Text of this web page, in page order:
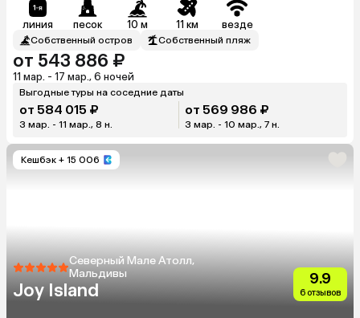
линия песок 10 м 11 км везде
Собственный остров Собственный пляж
от 543 886 ₽
11 мар. - 17 мар., 6 ночей
Выгодные туры на соседние даты
от 584 015 ₽
3 мар. - 11 мар., 8 н.
от 569 986 ₽
3 мар. - 10 мар., 7 н.
Кешбэк + 15 006
Северный Мале Атолл,
Мальдивы
Joy Island
9.9
6 отзывов